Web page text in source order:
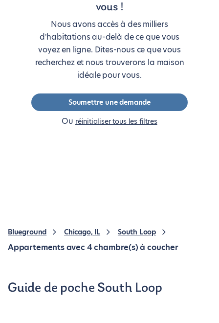
vous !
Nous avons accès à des milliers
d'habitations au-delà de ce que vous
voyez en ligne. Dites-nous ce que vous
recherchez et nous trouverons la maison
idéale pour vous.
Soumettre une demande
Ou réinitialiser tous les filtres
Blueground Chicago, IL South Loop
Appartements avec 4 chambre(s) à coucher
Guide de poche South Loop